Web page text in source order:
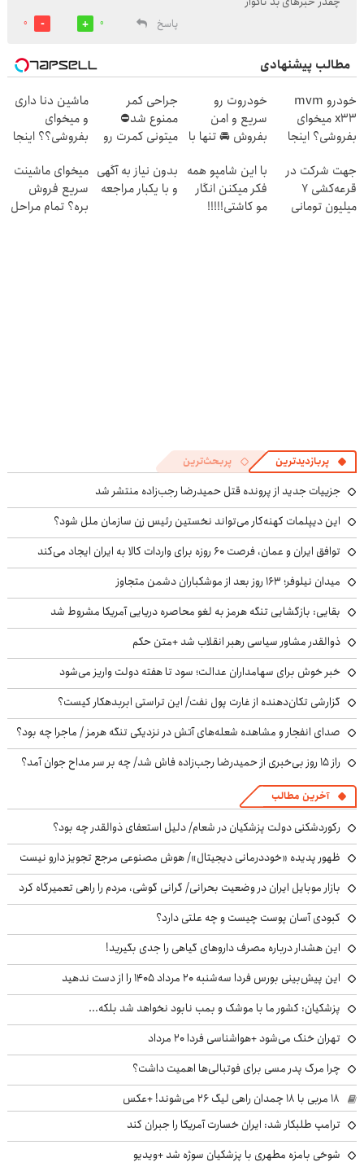
پاسخ
0
0
مطالب پیشنهادی
خودرو mvm
x33 میخوای
بفروشی؟ اینجا
میره
خودروت رو
سریع و امن
بفروش 🚘 تنها با
جراحی کمر
ممنوع شد⛔
میتونی کمرت رو
کنی! 👈🏻
پرسش‌نامه
ماشین دنا داری
و میخوای
بفروشی؟؟ اینجا
بفروش
جهت شرکت در
قرعه‌کشی ۷
میلیون تومانی
با این شامپو همه
فکر میکنن انگار
مو کاشتی!!!!!
بدون نیاز به آگهی
و با یکبار مراجعه
میخوای ماشینت
سریع فروش
بره؟ تمام مراحل
پربازدیدترین پربحث‌ترین
جزییات جدید از پرونده قتل حمیدرضا رجب‌زاده منتشر شد
این دیپلمات کهنه‌کار می‌تواند نخستین رئیس زن سازمان ملل شود؟
توافق ایران و عمان، فرصت ۶۰ روزه برای واردات کالا به ایران ایجاد می‌کند
میدان نیلوفر؛ ۱۶۳ روز بعد از موشکباران دشمن متجاوز
بقایی: بازگشایی تنگه هرمز به لغو محاصره دریایی آمریکا مشروط شد
ذوالقدر مشاور سیاسی رهبر انقلاب شد +متن حکم
خبر خوش برای سهامداران عدالت؛ سود تا هفته دولت واریز می‌شود
گزارشی تکان‌دهنده از غارت پول نفت/ این تراستی ابربدهکار کیست؟
صدای انفجار و مشاهده شعله‌های آتش در نزدیکی تنگه هرمز / ماجرا چه بود؟
راز ۱۵ روز بی‌خبری از حمیدرضا رجب‌زاده فاش شد/ چه بر سر مداح جوان آمد؟
آخرین مطالب
رکوردشکنی دولت پزشکیان در شعام/ دلیل استعفای ذوالقدر چه بود؟
ظهور پدیده «خوددرمانی دیجیتال»/ هوش مصنوعی مرجع تجویز دارو نیست
بازار موبایل ایران در وضعیت بحرانی/ گرانی گوشی، مردم را راهی تعمیرگاه کرد
کبودی آسان پوست چیست و چه علتی دارد؟
این هشدار درباره مصرف داروهای گیاهی را جدی بگیرید!
این پیش‌بینی بورس فردا سه‌شنبه ۲۰ مرداد ۱۴۰۵ را از دست ندهید
پزشکیان: کشور ما با موشک و بمب نابود نخواهد شد بلکه...
تهران خنک می‌شود +هواشناسی فردا ۲۰ مرداد
چرا مرگ پدر مسی برای فوتبالی‌ها اهمیت داشت؟
۱۸ مربی با ۱۸ چمدان راهی لیگ ۲۶ می‌شوند! +عکس
ترامپ طلبکار شد: ایران خسارت آمریکا را جبران کند
شوخی بامزه مطهری با پزشکیان سوژه شد +ویدیو